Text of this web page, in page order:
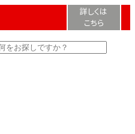
詳しくは
こちら